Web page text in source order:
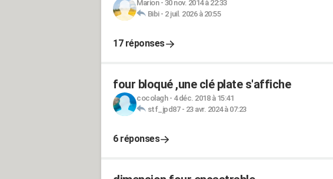
Marion- 30 nov. 2014 à 22:33
Bibi- 2 juil. 2026 à 20:55
17 réponses
four bloqué ,une clé plate s'affiche
cocolagh- 4 déc. 2018 à 15:41
stf_jpd87- 23 avr. 2024 à 07:23
6 réponses